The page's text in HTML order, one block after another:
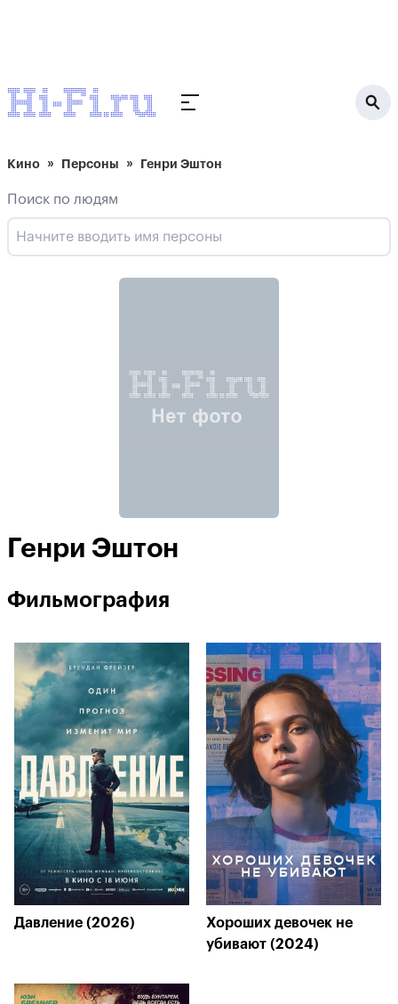
Кино Персоны Генри Эштон
Поиск по людям
Генри Эштон
Фильмография
Давление (2026)
Хороших девочек не
убивают (2024)